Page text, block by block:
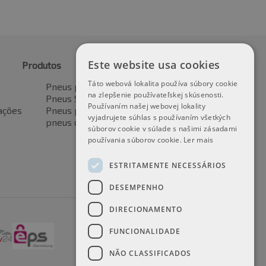
Produtos
Pneus para automóveis
Pneus SUV / 4x4
Pneus para veículos de transporte
pneus de motocicleta
Este website usa cookies
Táto webová lokalita používa súbory cookie
na zlepšenie používateľskej skúsenosti.
Používaním našej webovej lokality
vyjadrujete súhlas s používaním všetkých
súborov cookie v súlade s našimi zásadami
používania súborov cookie. Ler mais
ESTRITAMENTE NECESSÁRIOS
DESEMPENHO
DIRECIONAMENTO
FUNCIONALIDADE
NÃO CLASSIFICADOS